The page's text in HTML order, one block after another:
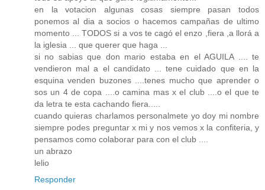
en la votacion algunas cosas siempre pasan todos
ponemos al dia a socios o hacemos campañas de ultimo
momento ... TODOS si a vos te cagó el enzo ,fiera ,a llorá a
la iglesia ... que querer que haga ...
si no sabias que don mario estaba en el AGUILA .... te
vendieron mal a el candidato ... tene cuidado que en la
esquina venden buzones ....tenes mucho que aprender o
sos un 4 de copa ....o camina mas x el club ....o el que te
da letra te esta cachando fiera.....
cuando quieras charlamos personalmete yo doy mi nombre
siempre podes preguntar x mi y nos vemos x la confiteria, y
pensamos como colaborar para con el club ....
un abrazo
lelio
Responder